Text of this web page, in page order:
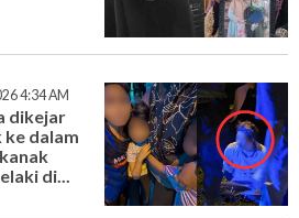
4:34 AM
dikejar
dalam
di...